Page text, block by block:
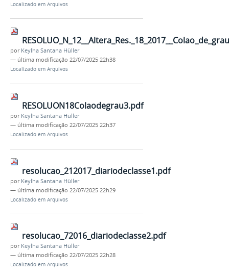
Localizado em Arquivos
por Keylha Santana Hüller
— última modificação 22/07/2025 22h38
Localizado em Arquivos
RESOLUON18Colaodegrau3.pdf
por Keylha Santana Hüller
— última modificação 22/07/2025 22h37
Localizado em Arquivos
resolucao_212017_diariodeclasse1.pdf
por Keylha Santana Hüller
— última modificação 22/07/2025 22h29
Localizado em Arquivos
resolucao_72016_diariodeclasse2.pdf
por Keylha Santana Hüller
— última modificação 22/07/2025 22h28
Localizado em Arquivos